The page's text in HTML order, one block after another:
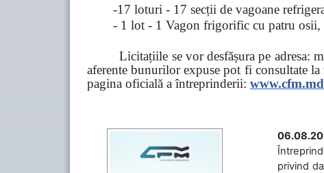
-17 loturi - 17 secții de vagoane
- 1 lot - 1 Vagon frigorific cu patru
Licitațiile se vor desfășura pe adresa:
aferente bunurilor expuse pot fi consultate la
pagina oficială a întreprinderii: www.cfm.md
privind